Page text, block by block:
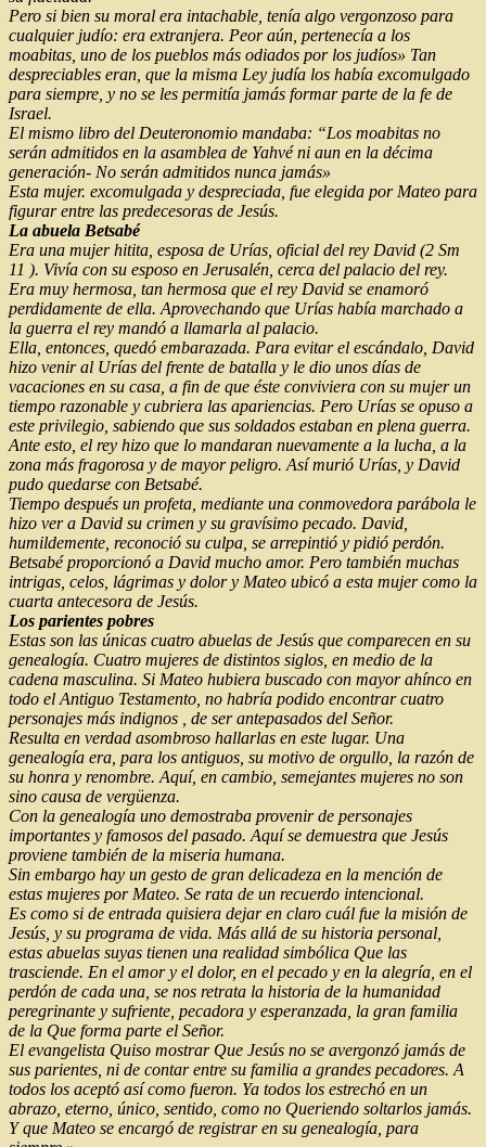
Pero si bien su moral era intachable, tenía algo vergonzoso para
cualquier judío: era extranjera. Peor aún, pertenecía a los
moabitas, uno de los pueblos más odiados por los judíos» Tan
despreciables eran, que la misma Ley judía los había excomulgado
para siempre, y no se les permitía jamás formar parte de la fe de
Israel.
El mismo libro del Deuteronomio mandaba: “Los moabitas no
serán admitidos en la asamblea de Yahvé ni aun en la décima
generación- No serán admitidos nunca jamás»
Esta mujer. excomulgada y despreciada, fue elegida por Mateo para
figurar entre las predecesoras de Jesús.
La abuela Betsabé
Era una mujer hitita, esposa de Urías, oficial del rey David (2 Sm
11 ). Vivía con su esposo en Jerusalén, cerca del palacio del rey.
Era muy hermosa, tan hermosa que el rey David se enamoró
perdidamente de ella. Aprovechando que Urías había marchado a
la guerra el rey mandó a llamarla al palacio.
Ella, entonces, quedó embarazada. Para evitar el escándalo, David
hizo venir al Urías del frente de batalla y le dio unos días de
vacaciones en su casa, a fin de que éste conviviera con su mujer un
tiempo razonable y cubriera las apariencias. Pero Urías se opuso a
este privilegio, sabiendo que sus soldados estaban en plena guerra.
Ante esto, el rey hizo que lo mandaran nuevamente a la lucha, a la
zona más fragorosa y de mayor peligro. Así murió Urías, y David
pudo quedarse con Betsabé.
Tiempo después un profeta, mediante una conmovedora parábola le
hizo ver a David su crimen y su gravísimo pecado. David,
humildemente, reconoció su culpa, se arrepintió y pidió perdón.
Betsabé proporcionó a David mucho amor. Pero también muchas
intrigas, celos, lágrimas y dolor y Mateo ubicó a esta mujer como la
cuarta antecesora de Jesús.
Los parientes pobres
Estas son las únicas cuatro abuelas de Jesús que comparecen en su
genealogía. Cuatro mujeres de distintos siglos, en medio de la
cadena masculina. Si Mateo hubiera buscado con mayor ahínco en
todo el Antiguo Testamento, no habría podido encontrar cuatro
personajes más indignos , de ser antepasados del Señor.
Resulta en verdad asombroso hallarlas en este lugar. Una
genealogía era, para los antiguos, su motivo de orgullo, la razón de
su honra y renombre. Aquí, en cambio, semejantes mujeres no son
sino causa de vergüenza.
Con la genealogía uno demostraba provenir de personajes
importantes y famosos del pasado. Aquí se demuestra que Jesús
proviene también de la miseria humana.
Sin embargo hay un gesto de gran delicadeza en la mención de
estas mujeres por Mateo. Se rata de un recuerdo intencional.
Es como si de entrada quisiera dejar en claro cuál fue la misión de
Jesús, y su programa de vida. Más allá de su historia personal,
estas abuelas suyas tienen una realidad simbólica Que las
trasciende. En el amor y el dolor, en el pecado y en la alegría, en el
perdón de cada una, se nos retrata la historia de la humanidad
peregrinante y sufriente, pecadora y esperanzada, la gran familia
de la Que forma parte el Señor.
El evangelista Quiso mostrar Que Jesús no se avergonzó jamás de
sus parientes, ni de contar entre su familia a grandes pecadores. A
todos los aceptó así como fueron. Ya todos los estrechó en un
abrazo, eterno, único, sentido, como no Queriendo soltarlos jamás.
Y que Mateo se encargó de registrar en su genealogía, para